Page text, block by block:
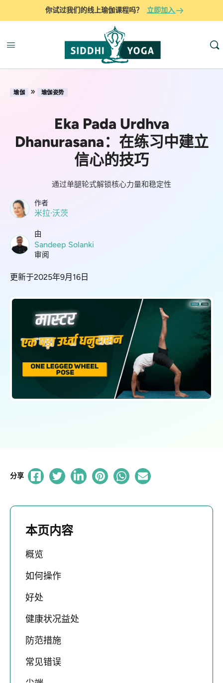
你试过我们的线上瑜伽课程吗？ 立即加入
瑜伽 » 瑜伽姿势
Eka Pada Urdhva
Dhanurasana：在练习中建立
信心的技巧
通过单腿轮式解锁核心力量和稳定性
作者
米拉·沃茨
由
Sandeep Solanki
审阅
更新于2025年9月16日
分享
本页内容
概览
如何操作
好处
健康状况益处
防范措施
常见错误